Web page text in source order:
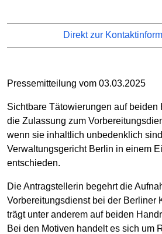
Direkt zur
Pressemitteilung vom 03.03.2025
Sichtbare Tätowierungen auf beiden
die Zulassung zum
wenn sie inhaltlich unbedenklich
Verwaltungsgericht Berlin in einem
entschieden.
Die Antragstellerin begehrt die
Vorbereitungsdienst bei der Berliner
trägt unter anderem auf beiden
Bei den Motiven handelt es sich um